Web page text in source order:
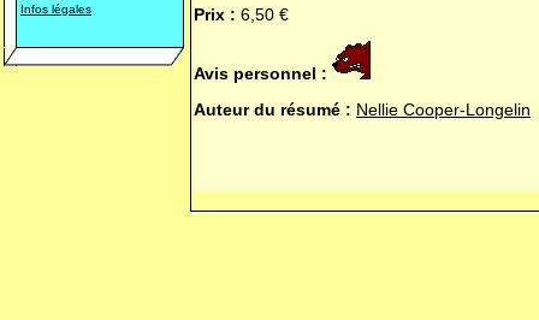
Infos légales
Prix : 6,50 €
Avis personnel :
Auteur du résumé : Nellie Cooper-Longelin